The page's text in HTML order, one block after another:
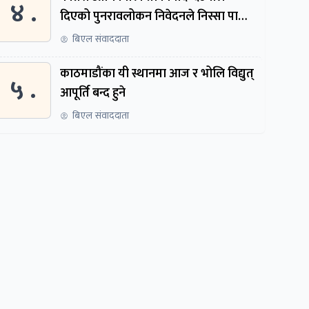
४ .
दिएको पुनरावलोकन निवेदनले निस्सा पायो,
फेरि सुरुदेखि सुनुवाइ हुने
बिएल संवाददाता
५ .
काठमाडौंका यी स्थानमा आज र भोलि विद्युत्
आपूर्ति बन्द हुने
बिएल संवाददाता